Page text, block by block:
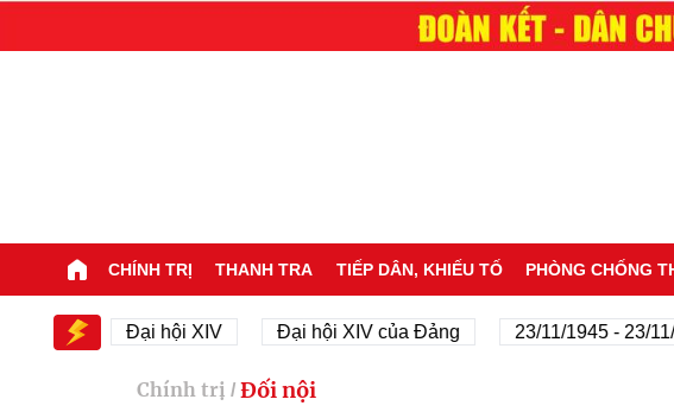
CHÍNH TRỊ THANH TRA TIẾP DÂN, KHIẾU TỐ PHÒNG CHỐNG
Đại hội XIV Đại hội XIV của Đảng 23/11/1945 - 23/11/2025
Chính trị / Đối nội